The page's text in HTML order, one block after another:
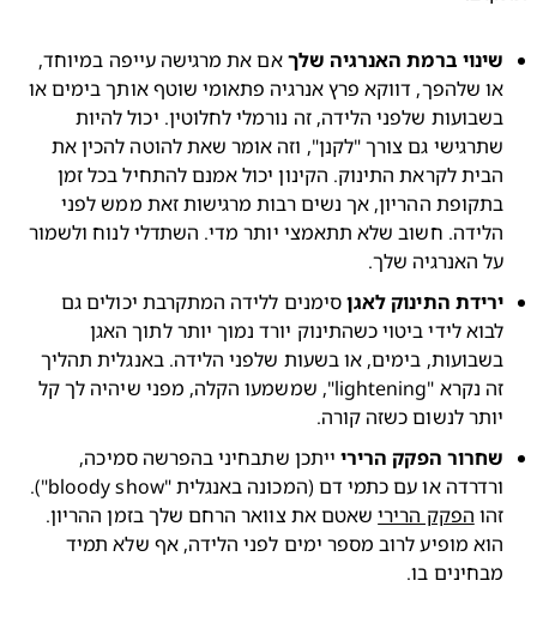
ברמת האנרגיה שלך
אם את מרגישה עייפה במיוחד,
או שלהפך, דווקא פרץ אנרגיה פתאומי שוטף אותך בימים או
בשבועות שלפני הלידה, זה נורמלי לחלוטין. יכול להיות
שתרגישי גם צורך "לקנן", וזה אומר שאת להוטה להכין את
הבית לקראת התינוק. הקינון יכול אמנם להתחיל בכל זמן
בתקופת ההריון, אך נשים רבות מרגישות זאת ממש לפני
הלידה. חשוב שלא תתאמצי יותר מדי. השתדלי לנוח ולשמור
האנרגיה שלך.
התינוק לאגן
סימנים ללידה המתקרבת יכולים גם
לבוא לידי ביטוי כשהתינוק יורד נמוך יותר לתוך האגן
בשבועות, בימים, או בשעות שלפני הלידה. באנגלית תהליך
זה נקרא "lightening", שמשמעו הקלה, מפני שיהיה לך קל
לנשום כשזה קורה.
הפקק הרירי
ייתכן שתבחיני בהפרשה סמיכה,
ורדרדה או עם כתמי דם (המכונה באנגלית "bloody show").
הפקק הרירי
שאטם את צוואר הרחם שלך בזמן ההריון.
הוא מופיע לרוב מספר ימים לפני הלידה, אף שלא תמיד
בו.